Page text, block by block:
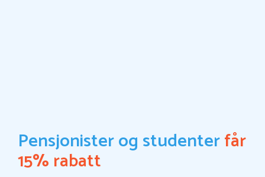
Pensjonister og studenterfår
15% rabatt